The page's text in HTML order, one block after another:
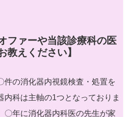
ファーや当該診療科の医
教えください】
件の消化器内視鏡検査・処置を
内科は主軸の1つとなっておりま
〇年に消化器内科医の先生が家